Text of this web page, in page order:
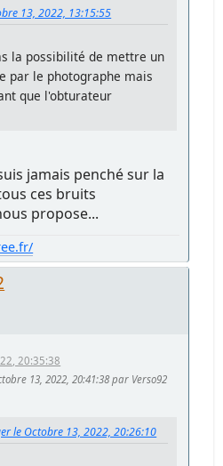
13, 2022, 13:15:55
la possibilité de mettre un
par le photographe mais
que l'obturateur
jamais penché sur la
ces bruits
propose...
20:35:38
13, 2022, 20:41:38 par Verso92
le Octobre 13, 2022, 20:26:10